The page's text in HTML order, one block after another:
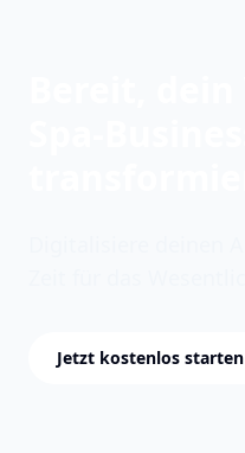
Jetzt kostenlos starten